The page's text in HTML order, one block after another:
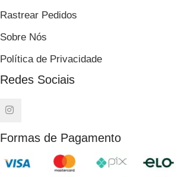
Rastrear Pedidos
Sobre Nós
Política de Privacidade
Redes Sociais
Formas de Pagamento